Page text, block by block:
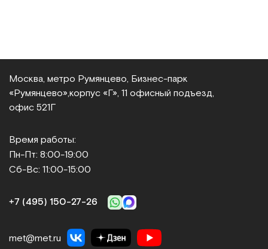
Москва, метро Румянцево, Бизнес‑парк
«Румянцево», корпус «Г», 11 офисный подъезд,
офис 521Г
Время работы:
Пн-Пт: 8:00-19:00
Сб-Вс: 11:00-15:00
+7 (495) 150‑27‑26
met@met.ru